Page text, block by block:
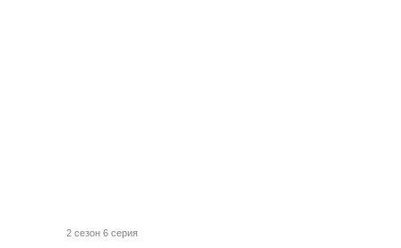
2 сезон 6 серия